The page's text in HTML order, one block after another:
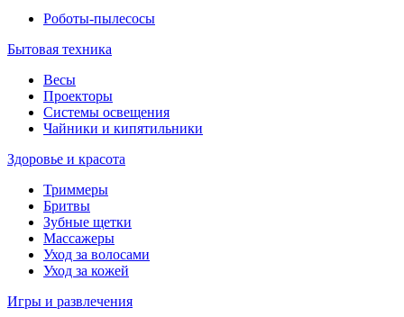
Роботы-пылесосы
Бытовая техника
Весы
Проекторы
Системы освещения
Чайники и кипятильники
Здоровье и красота
Триммеры
Бритвы
Зубные щетки
Массажеры
Уход за волосами
Уход за кожей
Игры и развлечения